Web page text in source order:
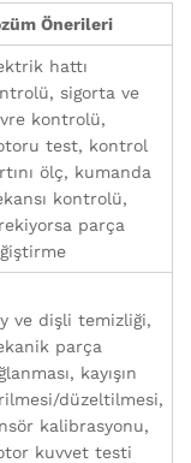
Önerileri
hattı
sigorta ve
kontrolü,
test, kontrol
ölç, kumanda
kontrolü,
parça
ve dişli temizliği,
parça
kayışın
düzeltilmesi,
kalibrasyonu,
kuvvet testi